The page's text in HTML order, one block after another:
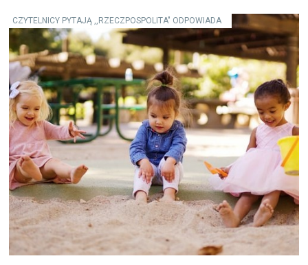
CZYTELNICY PYTAJĄ ,,RZECZPOSPOLITA" ODPOWIADA